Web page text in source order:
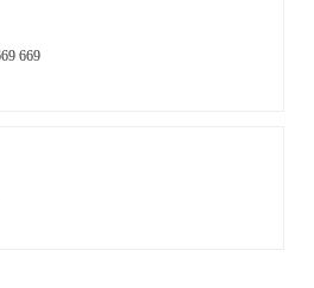
669